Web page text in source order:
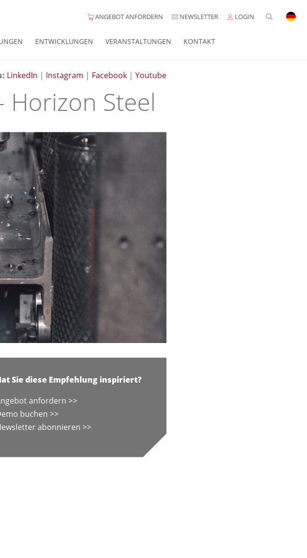
ANGEBOT ANFORDERN NEWSLETTER LOGIN
ENTWICKLUNGEN VERANSTALTUNGEN KONTAKT
: LinkedIn | Instagram | Facebook | Youtube
Horizon Steel
Sie diese Empfehlung inspiriert?
anfordern >>
buchen >>
abonnieren >>